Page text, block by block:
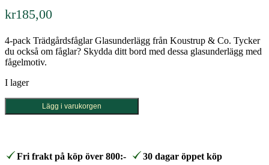
kr185,00
4-pack Trädgårdsfåglar Glasunderlägg från Koustrup & Co. Tycker
du också om fåglar? Skydda ditt bord med dessa glasunderlägg med
fågelmotiv.
I lager
4-
pack
Lägg i varukorgen
Fri frakt på köp över 800:- 30 dagar öppet köp